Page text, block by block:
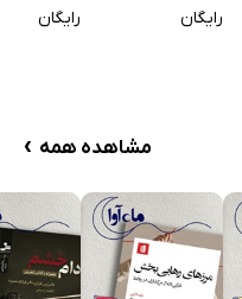
رایگان
رایگان
مشاهده همه ›